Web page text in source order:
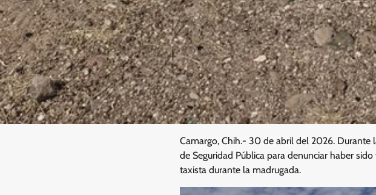
Camargo, Chih.- 30 de abril del 2026. Durante
de Seguridad Pública para denunciar haber
taxista durante la madrugada.